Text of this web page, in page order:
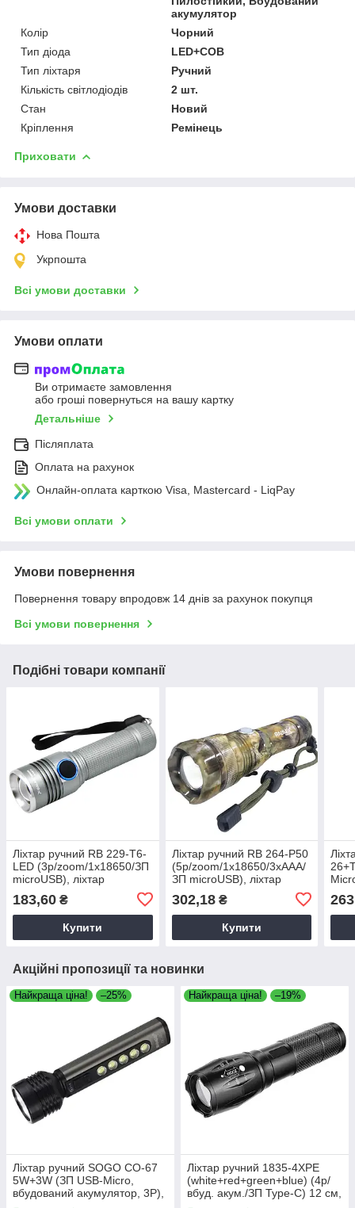
акумулятор
Колір
Чорний
Тип діода
LED+COB
Тип ліхтаря
Ручний
Кількість світлодіодів
2 шт.
Стан
Новий
Кріплення
Ремінець
Приховати
Умови доставки
Нова Пошта
Укрпошта
Всі умови доставки
Умови оплати
Ви отримаєте замовлення
або гроші повернуться на вашу картку
Детальніше
Післяплата
Оплата на рахунок
Онлайн-оплата карткою Visa, Mastercard - LiqPay
Всі умови оплати
Умови повернення
Повернення товару впродовж 14 днів за рахунок покупця
Всі умови повернення
Подібні товари компанії
Ліхтар ручний RB 229-T6-
LED (3р/zoom/1х18650/ЗП
microUSB), ліхтар
183,60 ₴
Купити
Ліхтар ручний RB 264-Р50
(5р/zoom/1х18650/3хААА/
ЗП microUSB), ліхтар
302,18₴
Купити
Акційні пропозиції та новинки
Найкраща ціна! –25%
Ліхтар ручний SOGO CO-67
5W+3W (ЗП USB-Micro,
вбудований акумулятор, 3Р),
ліхтар світлодіодний USB
Найкраща ціна! –19%
Ліхтар ручний 1835-4XPE
(white+red+green+blue) (4р/
вбуд. акум./ЗП Type-C) 12 см,
LED ліхтар